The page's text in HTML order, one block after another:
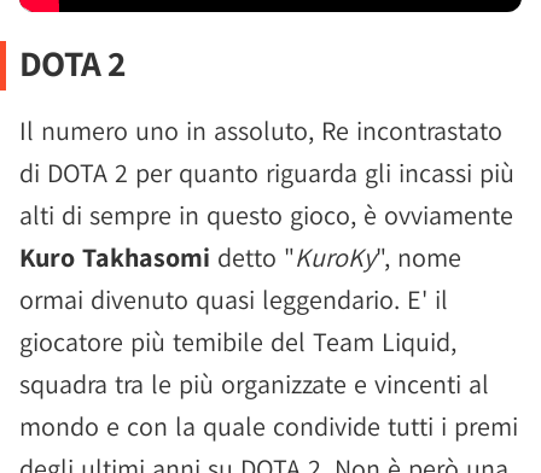
DOTA 2
Il numero uno in assoluto, Re incontrastato
di DOTA 2 per quanto riguarda gli incassi più
alti di sempre in questo gioco, è ovviamente
Kuro Takhasomi detto "KuroKy", nome
ormai divenuto quasi leggendario. E' il
giocatore più temibile del Team Liquid,
squadra tra le più organizzate e vincenti al
mondo e con la quale condivide tutti i premi